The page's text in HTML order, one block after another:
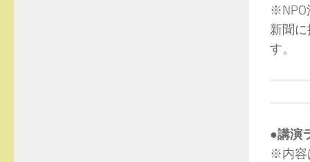
※NPO
新聞
す。
●講演
※内容